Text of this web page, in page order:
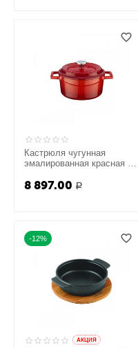
Кастрюля чугунная
эмалированная красная с
8 897.00 Р
-12%
AКЦИЯ